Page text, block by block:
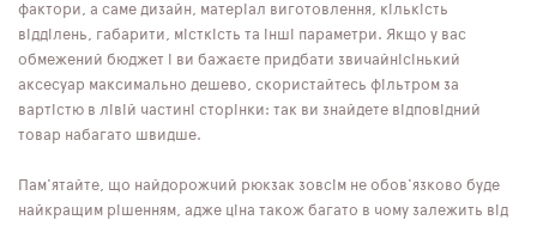
фактори, а саме дизайн, матеріал виготовлення, кількість
відділень, габарити, місткість та інші параметри. Якщо у вас
обмежений бюджет і ви бажаєте придбати звичайнісінький
аксесуар максимально дешево, скористайтесь фільтром за
вартістю в лівій частині сторінки: так ви знайдете відповідний
товар набагато швидше.
Пам'ятайте, що найдорожчий рюкзак зовсім не обов'язково буде
найкращим рішенням, адже ціна також багато в чому залежить від